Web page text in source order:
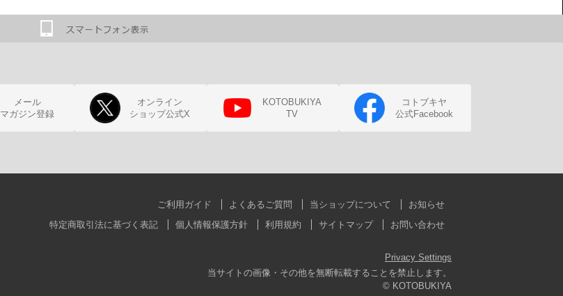
メール
マガジン登録
オンライン
ショップ公式X
KOTOBUKIYA
TV
コトブキヤ
公式Facebook
ご利用ガイド よくあるご質問 当ショップについて
お知らせ
特定商取引法に基づく表記
個人情報保護方針 利用規約 サイトマップ お問い合わせ
Privacy Settings
当サイトの画像・その他を無断転載することを禁止します。
© KOTOBUKIYA